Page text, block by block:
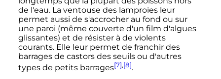
de l'eau. La ventouse des lamproies leur
permet aussi de s'accrocher au fond ou sur
une paroi (même couverte d'un film d'algues
glissantes) et de résister à de violents
courants. Elle leur permet de franchir des
barrages de castors des seuils ou d'autres
types de petits barrages[7],[8].